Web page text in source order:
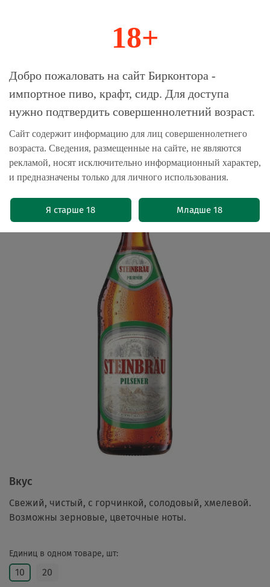
Магазин-Склад импортного пива, крафта и
Главная Пиво импортное
Пиво Штайнброй Пилсенер /
Steinbrau Pilsener 0.5 - стекло
Единиц в одном товаре, шт:
10 20
Вкус
Свежий, чистый, с горчинкой, солодовый, хмелевой.
Возможны зерновые, цветочные ноты.
18+
Добро пожаловать на сайт Бирконтора -
импортное пиво, крафт, сидр. Для доступа
нужно подтвердить совершеннолетний возраст.
Сайт содержит информацию для лиц совершеннолетнего
возраста. Сведения, размещенные на сайте, не являются
рекламой, носят исключительно информационный характер,
и предназначены только для личного использования.
Я старше 18 Младше 18